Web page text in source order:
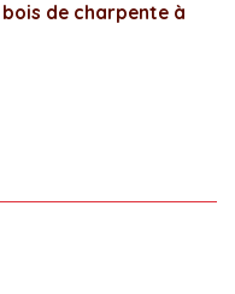
de charpente à